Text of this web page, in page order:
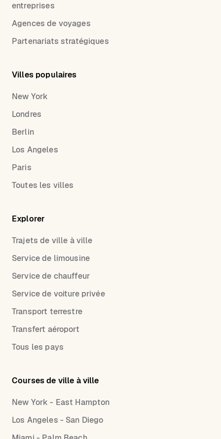
entreprises
Agences de voyages
Partenariats stratégiques
Villes populaires
New York
Londres
Berlin
Los Angeles
Paris
Toutes les villes
Explorer
Trajets de ville à ville
Service de limousine
Service de chauffeur
Service de voiture privée
Transport terrestre
Transfert aéroport
Tous les pays
Courses de ville à ville
New York - East Hampton
Los Angeles - San Diego